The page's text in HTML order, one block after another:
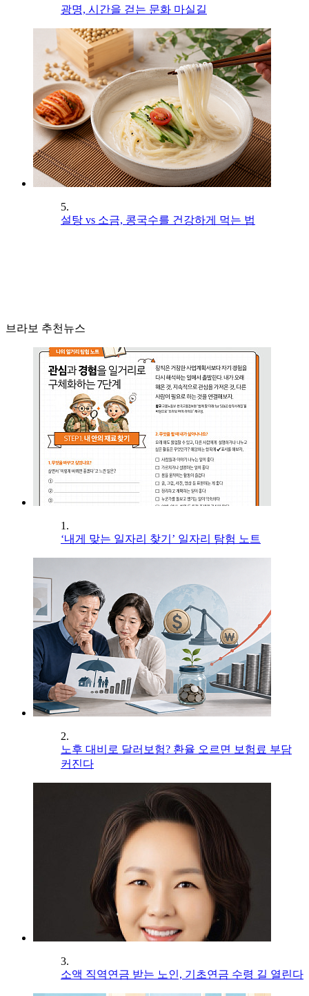
광명, 시간을 걷는 문화 마실길
5.
설탕 vs 소금, 콩국수를 건강하게 먹는 법
브라보 추천뉴스
1.
‘내게 맞는 일자리 찾기’ 일자리 탐험 노트
2.
노후 대비로 달러보험? 환율 오르면 보험료 부담
커진다
3.
소액 직역연금 받는 노인, 기초연금 수령 길 열린다